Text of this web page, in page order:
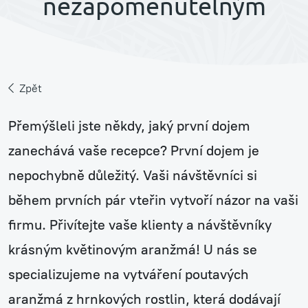
Zpět
Přemýšleli jste někdy, jaký první dojem
zanechává vaše recepce? První dojem je
nepochybně důležitý. Vaši návštěvníci si
během prvních pár vteřin vytvoří názor na vaši
firmu. Přivítejte vaše klienty a návštěvníky
krásným květinovým aranžmá! U nás se
specializujeme na vytváření poutavých
aranžmá z hrnkových rostlin, která dodávají